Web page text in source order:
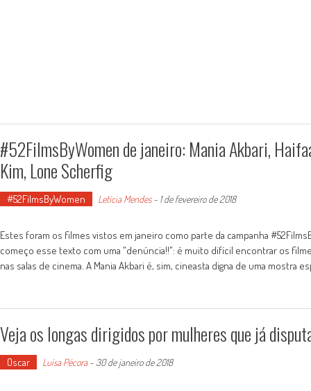
#52FilmsByWomen de janeiro: Mania Akbari,
Kim, Lone Scherfig
#52FilmsByWomen Letícia Mendes- 1 de fevereiro de 2018
Estes foram os filmes vistos em janeiro como parte da campanha
começo esse texto com uma "denúncia!!": é muito difícil encontrar os
nas salas de cinema. A Mania Akbari é, sim, cineasta digna de uma mostra
Veja os longas dirigidos por mulheres que já
Oscar Luísa Pécora- 30 de janeiro de 2018